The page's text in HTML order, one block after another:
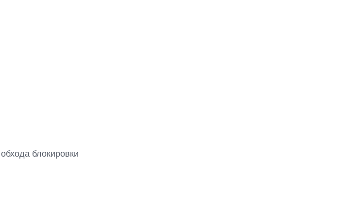
блокировки